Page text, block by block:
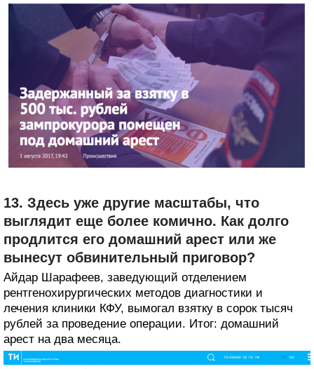
13. Здесь уже другие масштабы, что
выглядит еще более комично. Как долго
продлится его домашний арест или же
вынесут обвинительный приговор?
Айдар Шарафеев, заведующий отделением
рентгенохирургических методов диагностики и
лечения клиники КФУ, вымогал взятку в сорок тысяч
рублей за проведение операции. Итог: домашний
арест на два месяца.